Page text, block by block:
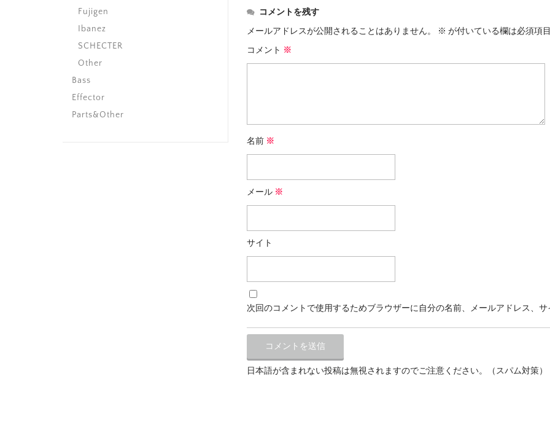
コメントを残す
メールアドレスが公開されることはありません。
※ が付いている欄は必須項
コメント ※
名前 ※
メール ※
サイト
次回のコメントで使用するためブラウザーに自分の名前、メールアドレス、
日本語が含まれない投稿は無視されますのでご注意ください。（スパム対策）
Fujigen
Ibanez
SCHECTER
Other
Bass
Effector
Parts&Other